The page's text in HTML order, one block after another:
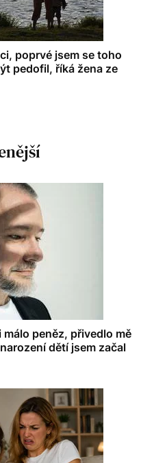
poprvé jsem se toho
pedofil, říká žena ze
peněz, přivedlo mě
dětí jsem začal